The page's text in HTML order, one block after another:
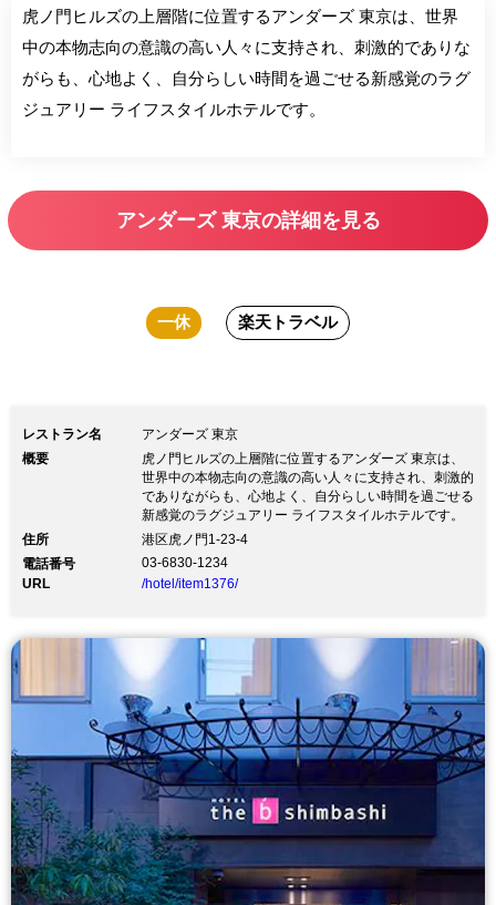
虎ノ門ヒルズの上層階に位置するアンダーズ 東京は、世界
中の本物志向の意識の高い人々に支持され、刺激的でありな
がらも、心地よく、自分らしい時間を過ごせる新感覚のラグ
ジュアリー ライフスタイルホテルです。
アンダーズ 東京の詳細を見る
一休 楽天トラベル
レストラン名
アンダーズ 東京
概要
虎ノ門ヒルズの上層階に位置するアンダーズ 東京は、
世界中の本物志向の意識の高い人々に支持され、刺激的
でありながらも、心地よく、自分らしい時間を過ごせる
新感覚のラグジュアリー ライフスタイルホテルです。
住所
港区虎ノ門1-23-4
電話番号
03-6830-1234
URL
/hotel/item1376/